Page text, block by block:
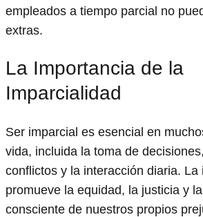
empleados a tiempo parcial no
extras.
La Importancia de la
Imparcialidad
Ser imparcial es esencial en
vida, incluida la toma de
conflictos y la interacción diaria. La
promueve la equidad, la justicia y
consciente de nuestros propios